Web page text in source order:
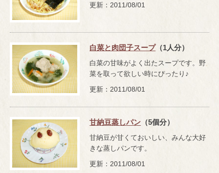
更新：2011/08/01
白菜と肉団子スープ（1人分）
白菜の甘味がよく出たスープです。野
菜を取って欲しい時にぴったり♪
更新：2011/08/01
甘納豆蒸しパン （5個分）
甘納豆が甘くておいしい、みんな大好
きな蒸しパンです。
更新：2011/08/01